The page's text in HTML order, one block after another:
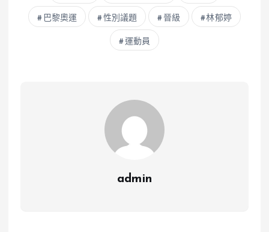
巴黎奧運 性別議題 晉級 林郁婷
運動員
admin